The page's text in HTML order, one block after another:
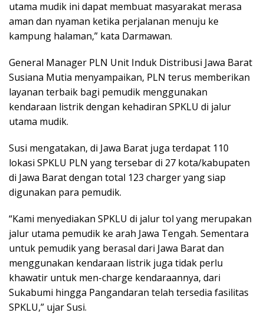
utama mudik ini dapat membuat masyarakat merasa
aman dan nyaman ketika perjalanan menuju ke
kampung halaman,” kata Darmawan.
General Manager PLN Unit Induk Distribusi Jawa Barat
Susiana Mutia menyampaikan, PLN terus memberikan
layanan terbaik bagi pemudik menggunakan
kendaraan listrik dengan kehadiran SPKLU di jalur
utama mudik.
Susi mengatakan, di Jawa Barat juga terdapat 110
lokasi SPKLU PLN yang tersebar di 27 kota/kabupaten
di Jawa Barat dengan total 123 charger yang siap
digunakan para pemudik.
“Kami menyediakan SPKLU di jalur tol yang merupakan
jalur utama pemudik ke arah Jawa Tengah. Sementara
untuk pemudik yang berasal dari Jawa Barat dan
menggunakan kendaraan listrik juga tidak perlu
khawatir untuk men-charge kendaraannya, dari
Sukabumi hingga Pangandaran telah tersedia fasilitas
SPKLU,” ujar Susi.